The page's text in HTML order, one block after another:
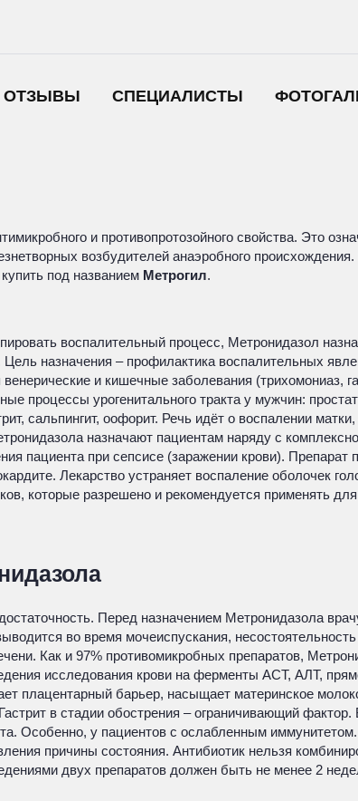
ОТЗЫВЫ СПЕЦИАЛИСТЫ
и противопротозойного свойства. Это
возбудителей анаэробного
под названием Метрогил.
воспалительный процесс, Метронидазол
Цель назначения – профилактика воспалительных
и кишечные заболевания (трихомониаз,
урогенитального тракта у мужчин:
сальпингит, оофорит. Речь идёт о воспалении
назначают пациентам наряду с
пациента при сепсисе (заражении крови).
Лекарство устраняет воспаление оболочек
которые разрешено и рекомендуется применять
Перед назначением Метронидазола
во время мочеиспускания,
Как и 97% противомикробных препаратов,
исследования крови на ферменты АСТ, АЛТ,
плацентарный барьер, насыщает материнское
в стадии обострения – ограничивающий
Особенно, у пациентов с ослабленным
причины состояния. Антибиотик нельзя
двух препаратов должен быть не менее 2